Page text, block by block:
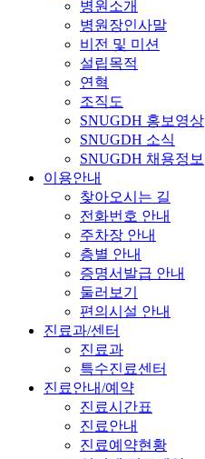
병원소개
병원장인사말
비전 및 미션
설립목적
연혁
조직도
SNUGDH 홍보영상
SNUGDH 소식
SNUGDH 채용정보
이용안내
찾아오시는 길
전화번호 안내
주차장 안내
층별 안내
증명서발급 안내
둘러보기
편의시설 안내
진료과/센터
진료과
특수진료센터
진료안내/예약
진료시간표
진료안내
진료예약현황